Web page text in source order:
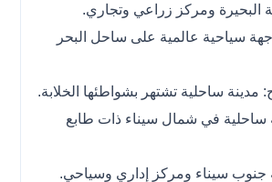
البحيرة ومركز زراعي وتجاري.
سياحية عالمية على ساحل البحر
ساحلية تشتهر بشواطئها الخلابة.
ساحلية في شمال سيناء ذات طابع
جنوب سيناء ومركز إداري وسياحي.